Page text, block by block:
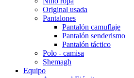
Original usada
Pantalones
Pantalón camuflaje
Pantalón senderismo
Pantalón táctico
Polo - camisa
Shemagh
Equipo